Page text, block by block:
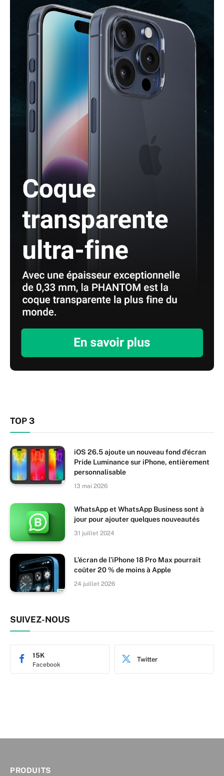
TOP 3
iOS 26.5 ajoute un nouveau fond d’écran
Pride Luminance sur iPhone, entièrement
personnalisable
13 mai 2026
WhatsApp et WhatsApp Business sont à
jour pour ajouter quelques nouveautés
31 juillet 2024
L’écran de l’iPhone 18 Pro Max pourrait
coûter 20 % de moins à Apple
24 juillet 2026
SUIVEZ-NOUS
Facebook
15K Twitter
PRODUITS